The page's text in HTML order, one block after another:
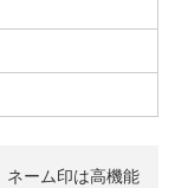
ネーム印は高機能